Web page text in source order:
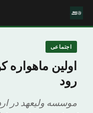
اجتماعی
اولین
رود
موسسه ولیعهد در